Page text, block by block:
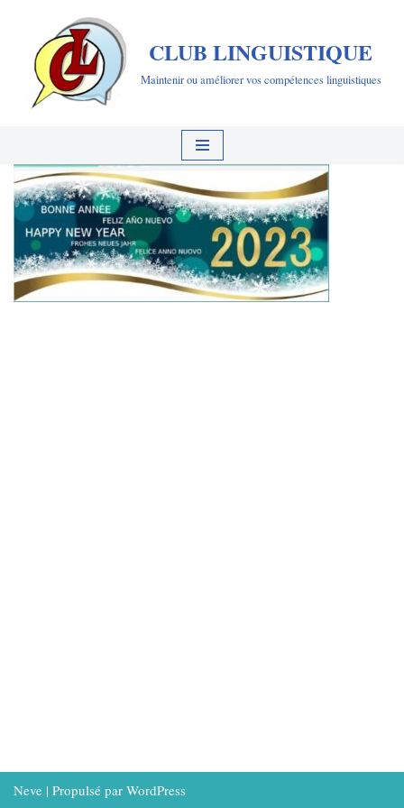
Aller
contenu
CLUB LINGUISTIQUE
Maintenir ou améliorer vos compétences linguistiques
Neve | Propulsé par WordPress